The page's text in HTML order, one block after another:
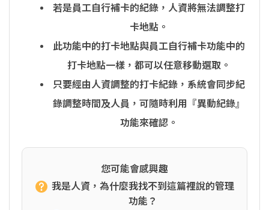
若是員工自行補卡的紀錄，人資將無法調整打
卡地點。
此功能中的打卡地點與員工自行補卡功能中的
打卡地點一樣，都可以任意移動選取。
只要經由人資調整的打卡紀錄，系統會同步紀
錄調整時間及人員，可隨時利用『異動紀錄』
功能來確認。
您可能會感興趣
我是人資，為什麼我找不到這篇裡說的管理
功能？